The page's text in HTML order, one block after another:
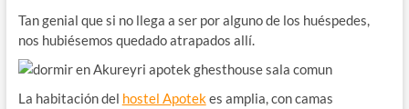
Tan genial que si no llega a ser por alguno de los huéspedes,
nos hubiésemos quedado atrapados allí.
La habitación del hostel Apotekes amplia, con camas